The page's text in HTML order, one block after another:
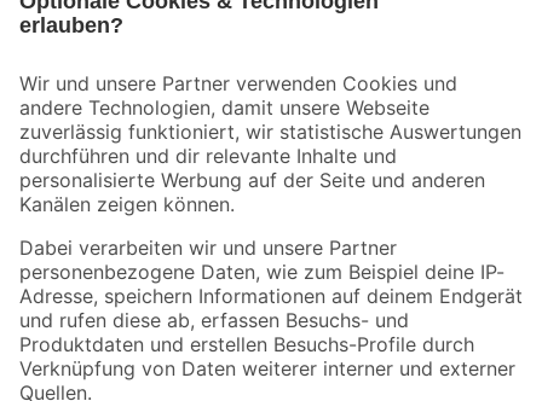
Der toom Newsletter: Keine Angebote und Aktionen mehr verpassen!
Zur Newsletter Anmeldung
Folge uns
Zahlungsarten Versandarten